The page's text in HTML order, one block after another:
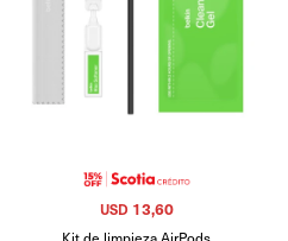
USD 13,60